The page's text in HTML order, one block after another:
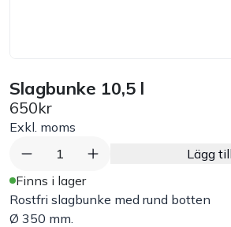
Arbetskläder
Slagbunke 10,5 l
650kr
Exkl. moms
1
Lägg till
Finns i lager
Rostfri slagbunke med rund botten
Ø 350 mm.